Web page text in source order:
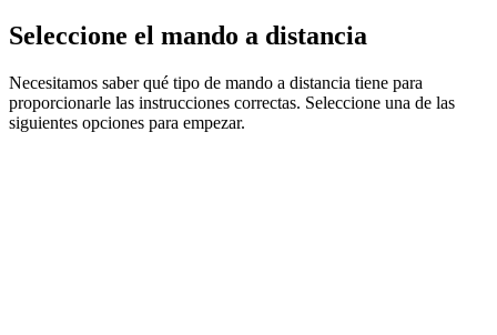
Seleccione el mando a distancia
Necesitamos saber qué tipo de mando a distancia tiene para
proporcionarle las instrucciones correctas. Seleccione una de las
siguientes opciones para empezar.